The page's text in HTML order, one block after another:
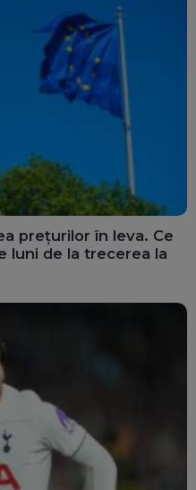
prețurilor în leva. Ce
luni de la trecerea la